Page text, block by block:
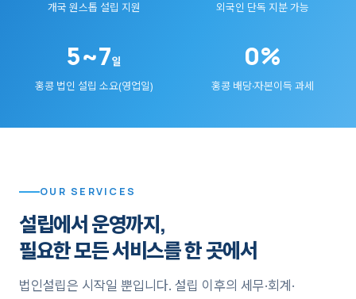
개국 원스톱 설립 지원 외국인 단독 지분 가능
5~7일
홍콩 법인 설립 소요(영업일)
0%
홍콩 배당·자본이득 과세
OUR SERVICES
설립에서 운영까지,
필요한 모든 서비스를 한 곳에서
법인설립은 시작일 뿐입니다. 설립 이후의 세무·회계·